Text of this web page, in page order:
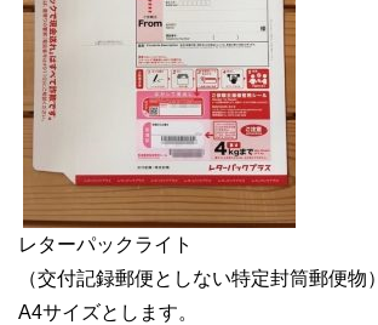
レターパックライト
（交付記録郵便としない特定封筒郵便物）
A4サイズとします。